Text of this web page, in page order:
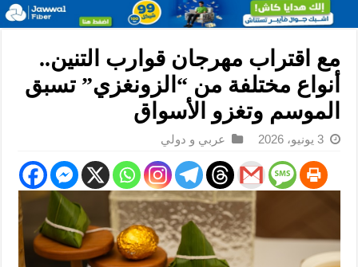
باسم الرئيس: وزير الداخلية زياد هب الريح يمنح العميد
‎مع اقتراب مهرجان قوارب التنين..
أنواع مختلفة من “الزونغزي” تسبق
الموسم وتغزو الأسواق
3 يونيو، 2026 عربي و دولي